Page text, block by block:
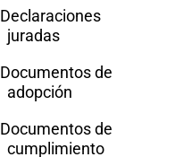
Declaraciones
juradas
Documentos de
adopción
Documentos de
cumplimiento